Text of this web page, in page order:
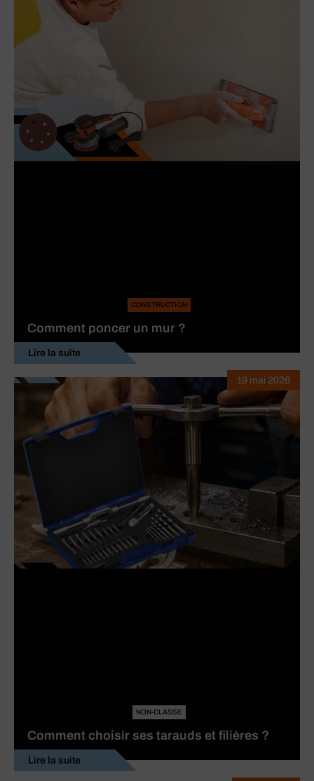
CONSTRUCTION
Comment poncer un mur ?
Lire la suite
NON-CLASSE
Comment choisir ses tarauds et filières ?
Lire la suite
19 mai 2026